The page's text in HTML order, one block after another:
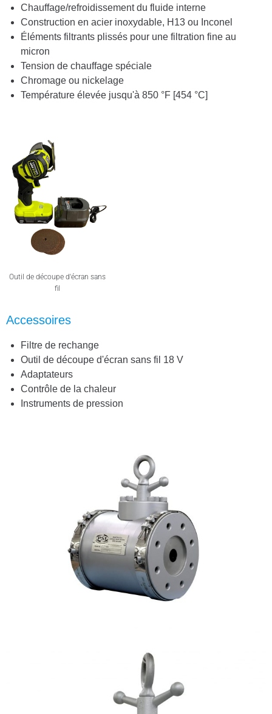
Chauffage/refroidissement du fluide interne
Construction en acier inoxydable, H13 ou Inconel
Éléments filtrants plissés pour une filtration fine au
micron
Tension de chauffage spéciale
Chromage ou nickelage
Température élevée jusqu'à 850 °F [454 °C]
Outil de découpe d'écran sans
fil
Accessoires
Filtre de rechange
Outil de découpe d'écran sans fil 18 V
Adaptateurs
Contrôle de la chaleur
Instruments de pression